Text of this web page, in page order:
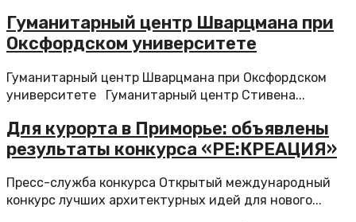
Гуманитарный центр Шварцмана при
Оксфордском университете
Гуманитарный центр Шварцмана при Оксфордском
университете Гуманитарный центр Стивена...
Для курорта в Приморье: объявлены
результаты конкурса «РЕ:КРЕАЦИЯ»
Пресс-служба конкурса Открытый международный
конкурс лучших архитектурных идей для нового...